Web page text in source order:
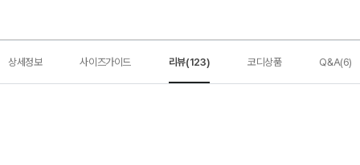
상세정보 사이즈가이드 리뷰(123) 코디상품 Q&A(6)